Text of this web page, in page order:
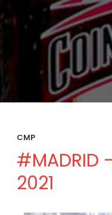
CMP
#MADRID
2021